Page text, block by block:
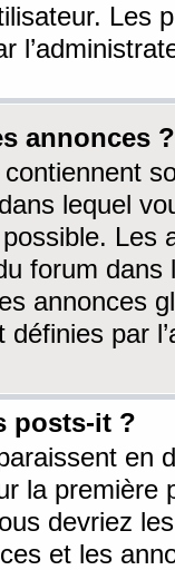
Les
annonces ?
lequel
Les
forum dans
annonces
définies par
posts-it ?
en
la première
devriez
et les